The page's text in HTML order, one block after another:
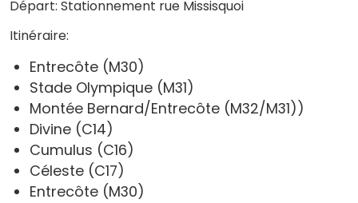
Départ: Stationnement rue Missisquoi
Itinéraire:
Entrecôte (M30)
Stade Olympique (M31)
Montée Bernard/Entrecôte (M32/M31))
Divine (C14)
Cumulus (C16)
Céleste (C17)
Entrecôte (M30)